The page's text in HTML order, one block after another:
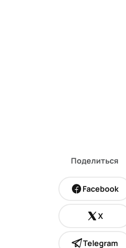
Поделиться
Facebook
X
Telegram